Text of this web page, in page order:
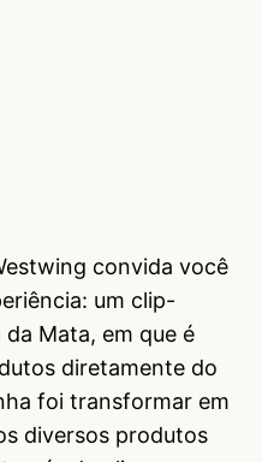
convida você
um clip-
Mata, em que é
diretamente do
foi transformar em
diversos produtos